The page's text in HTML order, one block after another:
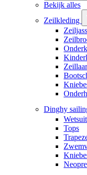
Bekijk alles
Zeilkleding
Dinghy
Tops